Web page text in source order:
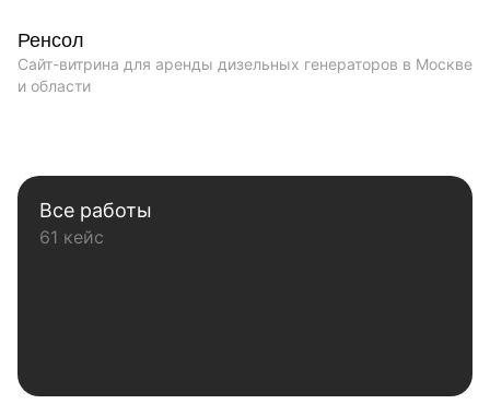
Ренсол
Сайт-витрина для аренды дизельных генераторов в Москве
и области
Все работы
61 кейс